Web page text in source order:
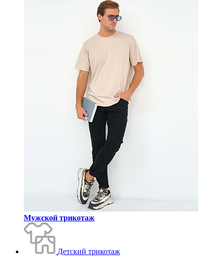
Мужской трикотаж
Детский трикотаж